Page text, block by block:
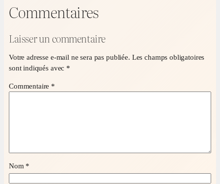
Commentaires
Laisser un commentaire
Votre adresse e-mail ne sera pas publiée. Les champs obligatoires
sont indiqués avec *
Commentaire *
Nom *